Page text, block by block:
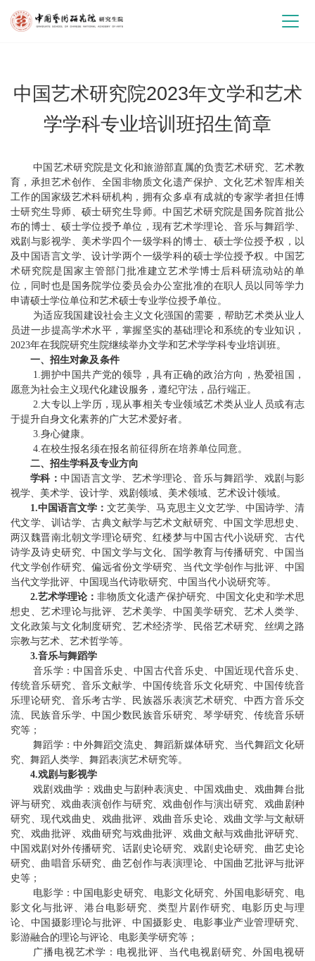
中国艺术研究院2023年文学和艺术
学学科专业培训班招生简章
中国艺术研究院是文化和旅游部直属的负责艺术研究、艺术教
育，承担艺术创作、全国非物质文化遗产保护、文化艺术智库相关
工作的国家级艺术科研机构，拥有众多卓有成就的专家学者担任博
士研究生导师、硕士研究生导师。中国艺术研究院是国务院首批公
布的博士、硕士学位授予单位，现有艺术学理论、音乐与舞蹈学、
戏剧与影视学、美术学四个一级学科的博士、硕士学位授予权，以
及中国语言文学、设计学两个一级学科的硕士学位授予权。中国艺
术研究院是国家主管部门批准建立艺术学博士后科研流动站的单
位，同时也是国务院学位委员会办公室批准的在职人员以同等学力
申请硕士学位单位和艺术硕士专业学位授予单位。
为适应我国建设社会主义文化强国的需要，帮助艺术类从业人
员进一步提高学术水平，掌握坚实的基础理论和系统的专业知识，
2023年在我院研究生院继续举办文学和艺术学学科专业培训班。
一、招生对象及条件
1.拥护中国共产党的领导，具有正确的政治方向，热爱祖国，
愿意为社会主义现代化建设服务，遵纪守法，品行端正。
2.大专以上学历，现从事相关专业领域艺术类从业人员或有志
于提升自身文化素养的广大艺术爱好者。
3.身心健康。
4.在校生报名须在报名前征得所在培养单位同意。
二、招生学科及专业方向
学科：中国语言文学、艺术学理论、音乐与舞蹈学、戏剧与影
视学、美术学、设计学、 戏剧领域、美术领域、艺术设计领域。
1.中国语言文学：文艺美学、马克思主义文艺学、 中国诗学、清
代文学、 训诂学、古典文献学与艺术文献研究、中国文学思想史、
两汉魏晋南北朝文学理论研究、红楼梦与中国古代小说研究、古代
诗学及诗史研究、中国文学与文化、
国学教育与传播研究、中国当
代文学创作研究、偏远省份文学研究、当代文学创作与批评、中国
当代文学批评、中国现当代诗歌研究、 中国当代小说研究等。
2.艺术学理论：非物质文化遗产保护研究、中国文化史和学术思
想史、艺术理论与批评、艺术美学、中国美学研究、艺术人类学、
文化政策与文化制度研究、艺术经济学、民俗艺术研究、丝绸之路
宗教与艺术、艺术哲学等。
3.音乐与舞蹈学
音乐学：中国音乐史、中国古代音乐史、中国近现代音乐史、
传统音乐研究、音乐文献学、中国传统音乐文化研究、中国传统音
乐理论研究、音乐考古学、民族器乐表演艺术研究、中西方音乐交
流、民族音乐学、中国少数民族音乐研究、琴学研究、传统音乐研
究等；
舞蹈学：中外舞蹈交流史、舞蹈新媒体研究、当代舞蹈文化研
究、舞蹈人类学、舞蹈表演艺术研究等。
4.戏剧与影视学
戏剧戏曲学： 戏曲史与剧种表演史、中国戏曲史、戏曲舞台批
评与研究、戏曲表演创作与研究、戏曲创作与演出研究、戏曲剧种
研究、现代戏曲史 、 戏曲批评、戏曲音乐史论、戏曲文学与文献研
究、 戏曲批评、戏曲研究与戏曲批评、戏曲文献与戏曲批评研究、
中国戏剧对外传播研究、 话剧史论研究、戏剧史论研究、曲艺史论
研究、 曲唱音乐研究、 曲艺创作与表演理论、 中国曲艺批评与批评
史等 ；
电影学：中国电影史研究、 电影文化研究、外国电影研究、 电
影文化与批评、港台电影研究、类型片剧作研究、电影历史与理
论、中国摄影理论与批评、中国摄影史 、电影事业产业管理研究、
影游融合的理论与评论、电影美学研究等 ；
广播电视艺术学： 电视批评、当代电视剧研究、外国电视研